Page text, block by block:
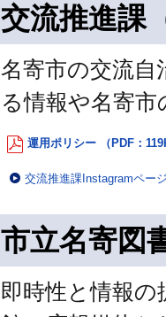
交流推進課
名寄市の交流自
る情報や名寄
運用ポリシー （PDF：
交流推進課Instagramペー
市立名寄図
即時性と情報